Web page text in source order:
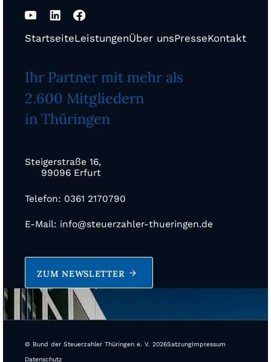
StartseiteLeistungenÜber unsPresseKontakt
Ihr Partner mit mehr als
2.600 Mitgliedern
in Thüringen
Steigerstraße 16,
99096 Erfurt
Telefon: 0361 2170790
E-Mail: info@steuerzahler-thueringen.de
ZUM NEWSLETTER
© Bund der Steuerzahler Thüringen e. V. 2026SatzungImpressum
Datenschutz